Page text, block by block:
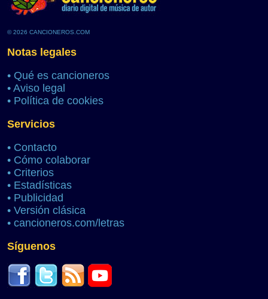
© 2026 CANCIONEROS.COM
Notas legales
• Qué es cancioneros
• Aviso legal
• Política de cookies
Servicios
• Contacto
• Cómo colaborar
• Criterios
• Estadísticas
• Publicidad
• Versión clásica
• cancioneros.com/letras
Síguenos